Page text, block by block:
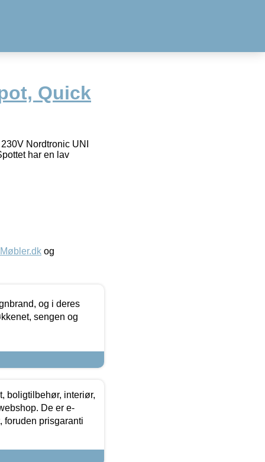
Quick
Nordtronic UNI
har en lav
og
og i deres
sengen og
boligtilbehør, interiør,
De er e-
foruden prisgaranti